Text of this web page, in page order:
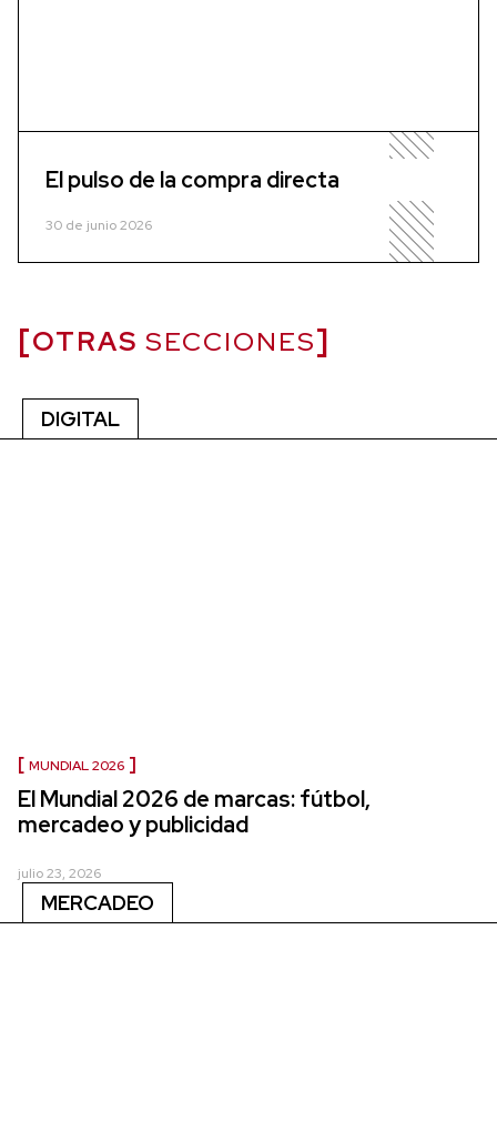
El pulso de la compra directa
30 de junio 2026
OTRAS SECCIONES
DIGITAL
MUNDIAL 2026
El Mundial 2026 de marcas: fútbol,
mercadeo y publicidad
julio 23, 2026
MERCADEO